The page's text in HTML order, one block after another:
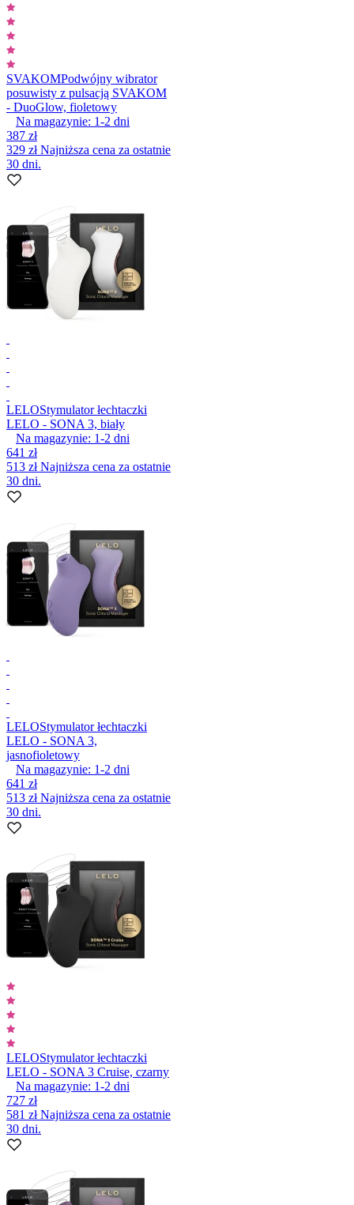
SVAKOMPodwójny wibrator
posuwisty z pulsacją SVAKOM
- DuoGlow, fioletowy
Na magazynie: 1-2 dni
387 zł
329 złNajniższa cena za ostatnie
30 dni.
LELOStymulator łechtaczki
LELO - SONA 3, biały
Na magazynie: 1-2 dni
641 zł
513 złNajniższa cena za ostatnie
30 dni.
LELOStymulator łechtaczki
LELO - SONA 3,
jasnofioletowy
Na magazynie: 1-2 dni
641 zł
513 złNajniższa cena za ostatnie
30 dni.
LELOStymulator łechtaczki
LELO - SONA 3 Cruise, czarny
Na magazynie: 1-2 dni
727 zł
581 złNajniższa cena za ostatnie
30 dni.